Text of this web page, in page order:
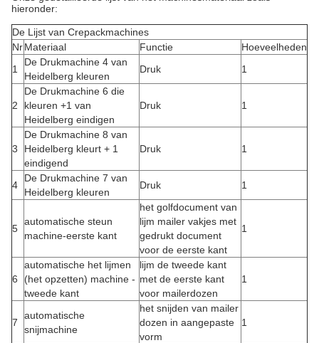
hieronder:
De Lijst van Crepackmachines
NrMateriaal Functie
Hoeveelheden
1
De Drukmachine 4 van
Heidelberg kleuren
Druk 1
2
De Drukmachine 6 die
kleuren +1 van
Heidelberg eindigen
Druk 1
3
De Drukmachine 8 van
Heidelberg kleurt + 1
eindigend
Druk 1
4
De Drukmachine 7 van
Heidelberg kleuren
Druk 1
5
automatische steun
machine-eerste kant
het golfdocument van
lijm mailer vakjes met
gedrukt document
voor de eerste kant
1
6
automatische het lijmen
(het opzetten) machine -
tweede kant
lijm de tweede kant
met de eerste kant
voor mailerdozen
1
7
automatische
snijmachine
het snijden van mailer
dozen in aangepaste
vorm
1